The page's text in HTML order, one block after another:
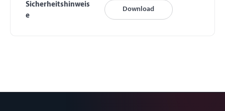
Sicherheitshinweis
e
Download